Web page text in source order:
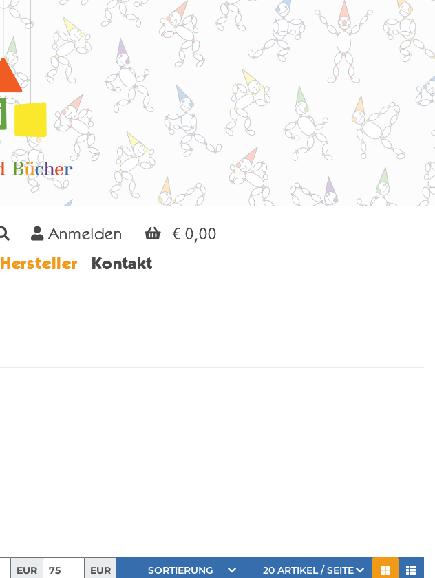
Hersteller Kontakt
Anmelden € 0,00
EUR EUR SORTIERUNG 20 ARTIKEL / SEITE